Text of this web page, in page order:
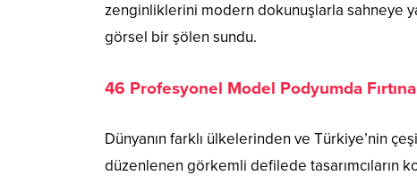
zenginliklerini modern dokunuşlarla sahneye
görsel bir şölen sundu.
46 Profesyonel Model Podyumda
Dünyanın farklı ülkelerinden ve Türkiye’nin
düzenlenen görkemli defilede tasarımcıların